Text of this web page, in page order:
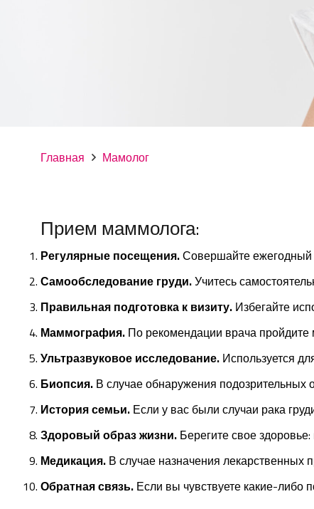
Главная Мамолог
Прием маммолога:
Регулярные посещения.Совершайте ежегодный
Самообследование груди.Учитесь
Правильная подготовка к визиту. Избегайте
Маммография. По рекомендации врача
Ультразвуковое исследование. Используется
Биопсия. В случае обнаружения подозрительных
История семьи. Если у вас были случаи рака
Здоровый образ жизни. Берегите свое
Медикация. В случае назначения лекарственных
Обратная связь. Если вы чувствуете какие-либо